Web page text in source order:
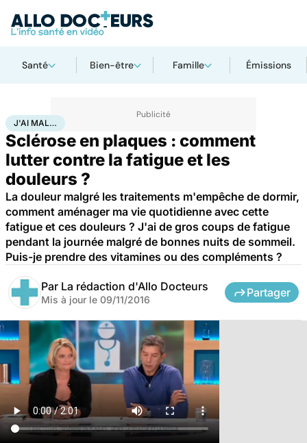
Santé Bien-être Famille Émissions
AccueilSanté Maladies
J'AI MAL…
Sclérose en plaques : comment
lutter contre la fatigue et les
douleurs ?
La douleur malgré les traitements m'empêche de dormir,
comment aménager ma vie quotidienne avec cette
fatigue et ces douleurs ? J'ai de gros coups de fatigue
pendant la journée malgré de bonnes nuits de sommeil.
Puis-je prendre des vitamines ou des compléments ?
Par La rédaction d'Allo Docteurs
Mis à jour le 09/11/2016
Partager